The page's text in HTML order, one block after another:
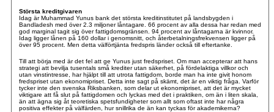
Största kreditgivaren
Idag är Muhammad Yunus bank det största kreditinstitutet på landsbygden i
Bandladesh med över 2.3 miljoner låntagare. 66 procent av alla dessa har redan med
god marginal tagit sig över fattigdomsgränsen. 94 procent av låntagarna är kvinnor.
Idag ligger lånen på 160 dollar i genomsnitt, och återbetalningsfrekvensen ligger på
över 95 procent. Men detta välförtjänta fredspris länder också till eftertanke.
Till att börja med är det fel att ge Yunus just fredspriset. Om man accepterar att hans
strategi att bevilja tusentals små krediter utan säkerhet, på fördelaktiga villkor och
utan vinstintresse, har hjälpt till att utrota fattigdom, borde man ha inte givit honom
fredspriset utan ekonomipriset. Detta inte sagt på skämt, det är en viktig fråga. Varför
tycker inte den svenska Riksbanken, som delar ut ekonomipriset, att det är mycket
viktigare att få slut på fattigdomen och lyckas med det i praktiken, om än i liten skala,
än att ägna sig åt teoretiska spetsfundigheter som allt som oftast inte har några
positiva effekter på välfärden, hur snillrika de än kan tyckas för akademikerna?